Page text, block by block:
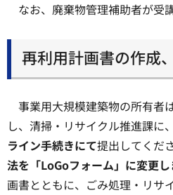
なお、廃棄物管理補助者が受
再利用計画書の作成
事業用大規模建築物の所有者
し、清掃・リサイクル推進課に
ライン手続きにて提出してくだ
法を「LoGoフォーム」に変更し
画書とともに、ごみ処理・リサ